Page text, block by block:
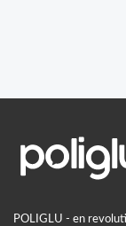
POLIGLU - en